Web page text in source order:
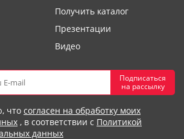
Получить каталог
Презентации
Видео
Подписаться
на рассылку
что согласен на обработку моих
, в соответствии с Политикой
данных